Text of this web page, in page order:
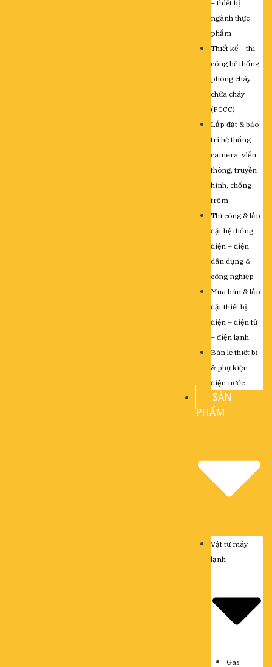
– thiết bị
ngành thực
phẩm
Thiết kế – thi
công hệ thống
phòng cháy
chữa cháy
(PCCC)
Lắp đặt & bảo
trì hệ thống
camera, viễn
thông, truyền
hình, chống
trộm
Thi công & lắp
đặt hệ thống
điện – điện
dân dụng &
công nghiệp
Mua bán & lắp
đặt thiết bị
điện – điện tử
– điện lạnh
Bán lẻ thiết bị
& phụ kiện
điện nước
SẢN
PHẨM
Vật tư máy
lạnh
Gas